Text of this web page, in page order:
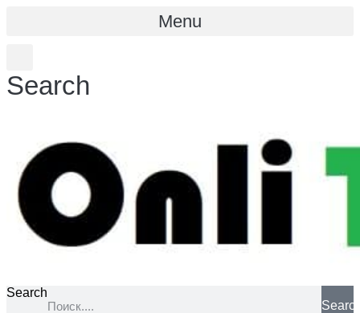
Menu
Search
Search